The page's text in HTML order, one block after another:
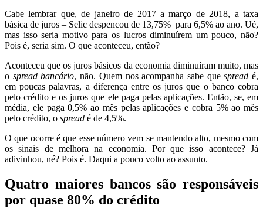
Cabe lembrar que, de janeiro de 2017 a março de 2018, a taxa
básica de juros – Selic despencou de 13,75% para 6,5% ao ano. Ué,
mas isso seria motivo para os lucros diminuírem um pouco, não?
Pois é, seria sim. O que aconteceu, então?
Aconteceu que os juros básicos da economia diminuíram muito, mas
o spread bancário, não. Quem nos acompanha sabe quespread é,
em poucas palavras, a diferença entre os juros que o banco cobra
pelo crédito e os juros que ele paga pelas aplicações. Então, se, em
média, ele paga 0,5% ao mês pelas aplicações e cobra 5% ao mês
pelo crédito, o spread é de 4,5%.
O que ocorre é que esse número vem se mantendo alto, mesmo com
os sinais de melhora na economia. Por que isso acontece? Já
adivinhou, né? Pois é. Daqui a pouco volto ao assunto.
Quatro maiores bancos são responsáveis
por quase 80% do crédito